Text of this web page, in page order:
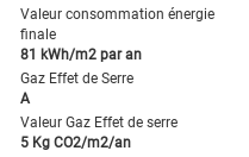
Valeur consommation énergie
finale
81 kWh/m2 par an
Gaz Effet de Serre
A
Valeur Gaz Effet de serre
5 Kg CO2/m2/an